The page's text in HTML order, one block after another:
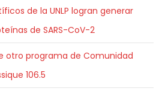
de la UNLP logran generar
de SARS-CoV-2
otro programa de Comunidad
106.5